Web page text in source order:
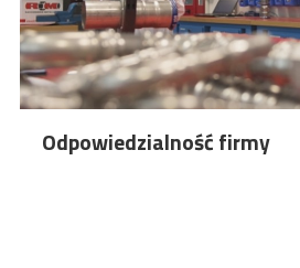
Odpowiedzialność firmy